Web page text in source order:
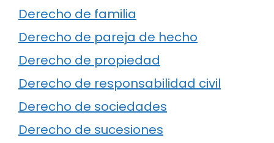
Derecho de familia
Derecho de pareja de hecho
Derecho de propiedad
Derecho de responsabilidad civil
Derecho de sociedades
Derecho de sucesiones